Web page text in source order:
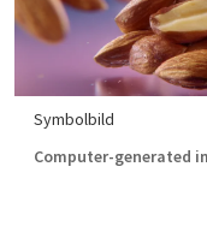
Symbolbild
Computer-generated